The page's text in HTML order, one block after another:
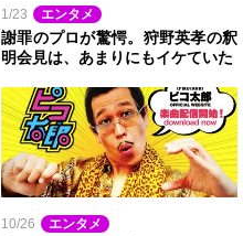
1/23 エンタメ
謝罪のプロが驚愕。狩野英孝の釈
明会見は、あまりにもイケていた
10/26 エンタメ